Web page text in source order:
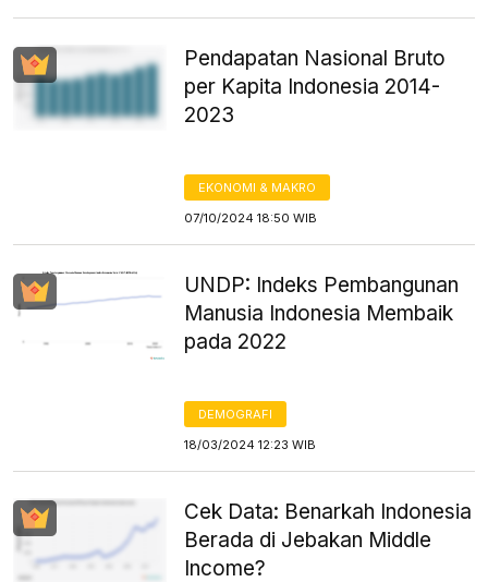
Pendapatan Nasional Bruto
per Kapita Indonesia 2014-
2023
EKONOMI & MAKRO
07/10/2024 18:50 WIB
UNDP: Indeks Pembangunan
Manusia Indonesia Membaik
pada 2022
DEMOGRAFI
18/03/2024 12:23 WIB
Cek Data: Benarkah Indonesia
Berada di Jebakan Middle
Income?